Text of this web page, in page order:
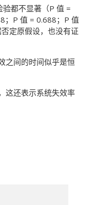
都不显著（P 值 =
；P 值 = 0.688；P 值
定原假设，也没有证
之间的时间似乎是恒
这还表示系统失效率